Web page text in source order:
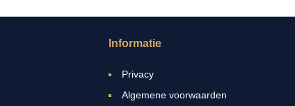
Informatie
Privacy
Algemene voorwaarden